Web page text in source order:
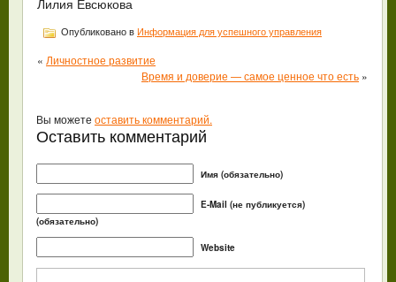
Лилия Евсюкова
Опубликовано в Информация для успешного управления
« Личностное развитие
Время и доверие — самое ценное что есть »
Вы можете оставить комментарий.
Оставить комментарий
Имя (обязательно)
E-Mail (не публикуется)
(обязательно)
Website